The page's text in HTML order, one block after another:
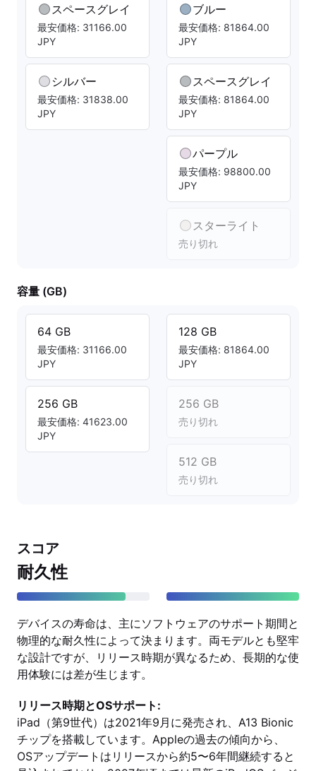
スペースグレイ
最安価格: 31166.00
JPY
シルバー
最安価格: 31838.00
JPY
ブルー
最安価格: 81864.00
JPY
スペースグレイ
最安価格: 81864.00
JPY
パープル
最安価格: 98800.00
JPY
スターライト
売り切れ
容量 (GB)
64 GB
最安価格: 31166.00
JPY
256 GB
最安価格: 41623.00
JPY
128 GB
最安価格: 81864.00
JPY
256 GB
売り切れ
512 GB
売り切れ
スコア
耐久性
デバイスの寿命は、主にソフトウェアのサポート期間と
物理的な耐久性によって決まります。両モデルとも堅牢
な設計ですが、リリース時期が異なるため、長期的な使
用体験には差が生じます。
リリース時期とOSサポート:
iPad（第9世代）は2021年9月に発売され、A13 Bionic
チップを搭載しています。Appleの過去の傾向から、
OSアップデートはリリースから約5〜6年間継続すると